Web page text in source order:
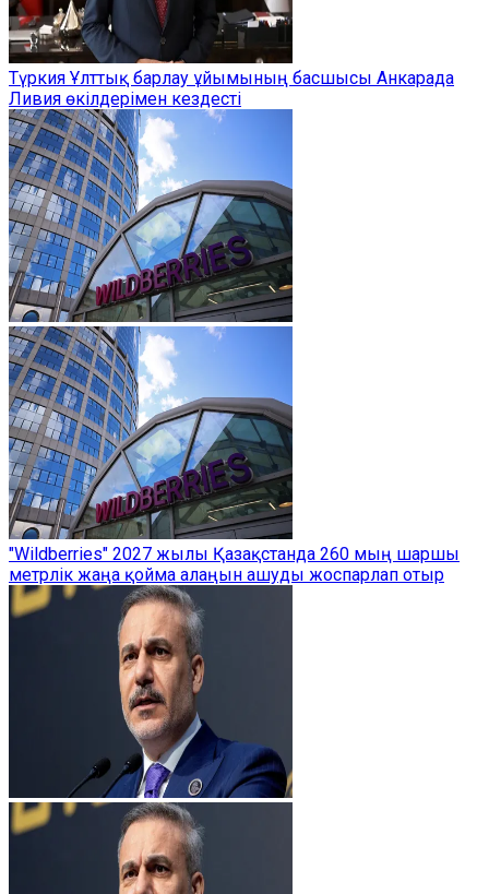
Түркия Ұлттық барлау ұйымының басшысы Анкарада
Ливия өкілдерімен кездесті
"Wildberries" 2027 жылы Қазақстанда 260 мың шаршы
метрлік жаңа қойма алаңын ашуды жоспарлап отыр